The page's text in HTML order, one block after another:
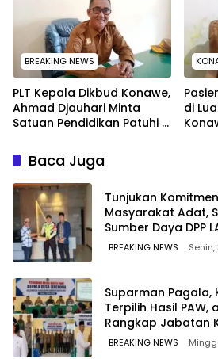
BREAKING NEWS
PLT Kepala Dikbud Konawe,
Ahmad Djauhari Minta
Satuan Pendidikan Patuhi 7
di
Baca Juga
Tunjukan
Masyarakat Adat,
Sumber Daya DPP
SCM Routa
BREAKING NEWS
Suparman Pagala,
Terpilih Hasil
Rangkap Jabatan
TPM
BREAKING NEWS